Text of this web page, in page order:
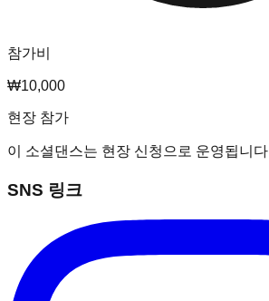
참가비
₩10,000
현장 참가
이 소셜댄스는 현장 신청으로 운영됩니다
SNS 링크